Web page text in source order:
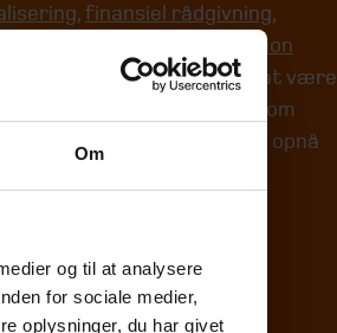
Om
og til at analysere
for sociale medier,
oplysninger, du har givet
, finansiel rådgivning,
it-revision
Dette styrker vores evne til at være
sparringspartner for dig som
for at hjælpe dig med at opnå